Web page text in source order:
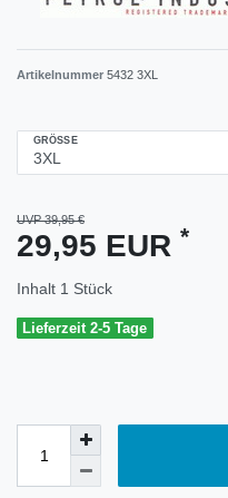
Artikelnummer 5432 3XL
GRÖSSE
UVP 39,95 €
29,95 EUR *
Inhalt 1 Stück
Lieferzeit 2-5 Tage